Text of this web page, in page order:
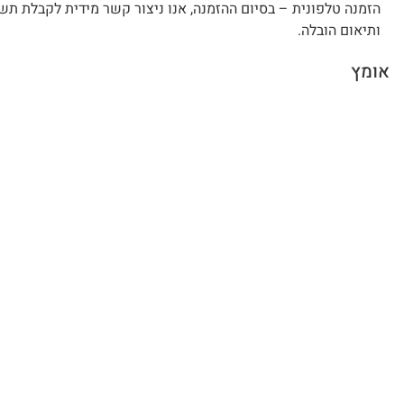
הזמנה טלפונית – בסיום ההזמנה, אנו ניצור קשר מידית לקבלת
ותיאום הובלה.
אומץ